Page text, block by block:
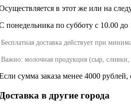
в этот же или на
понедельника по субботу с 10.00 до
Бесплатная доставка действует при
Важно: молочная продукция (сыр, сливки,
сумма заказа менее 4000
в другие города